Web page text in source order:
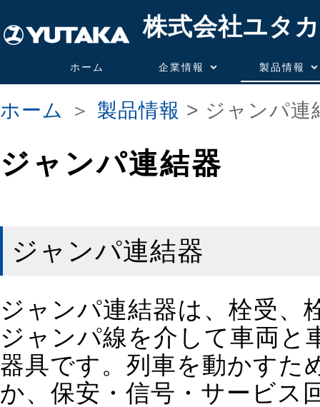
株式会社ユタ
ホーム 企業情報 製品情報
ホーム ＞ 製品情報 > ジャンパ連
ジャンパ連結器
ジャンパ連結器
ジャンパ連結器は、栓受、
ジャンパ線を介して車両と
器具です。列車を動かすた
か、保安・信号・サービス